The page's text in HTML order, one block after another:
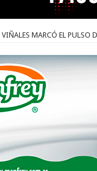
VIÑALES MARCÓ EL PULSO